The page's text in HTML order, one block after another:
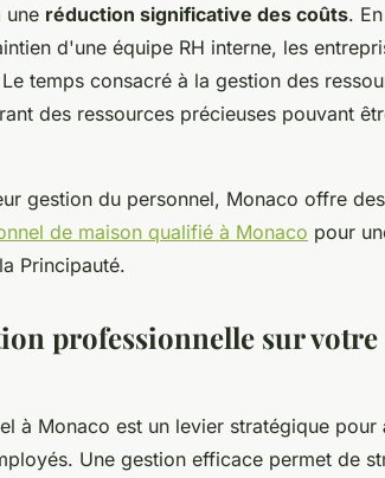
une réduction significative des coûts.
d'une équipe RH interne, les
temps consacré à la gestion des
des ressources précieuses pouvant
gestion du personnel, Monaco offre
de maison qualifié à Monaco pour
Principauté.
professionnelle sur votre
à Monaco est un levier stratégique pour
Une gestion efficace permet de